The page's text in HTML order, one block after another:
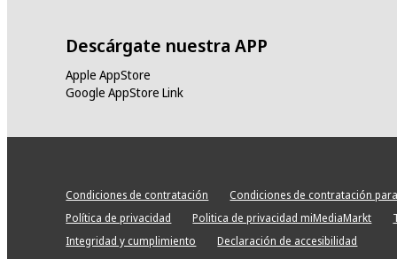
Descárgate nuestra APP
Apple AppStore
Google AppStore Link
Condiciones de contratación Condiciones de contratación
Política de privacidad
Politica de privacidad miMediaMarkt
Integridad y cumplimiento
Declaración de accesibilidad